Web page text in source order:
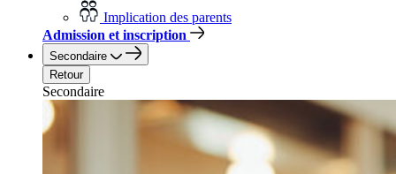
Implication des parents
Admission et inscription
Secondaire
Retour
Secondaire